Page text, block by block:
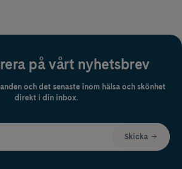
på vårt nyhetsbrev
och det senaste inom hälsa och skönhet
direkt i din inbox.
Skicka